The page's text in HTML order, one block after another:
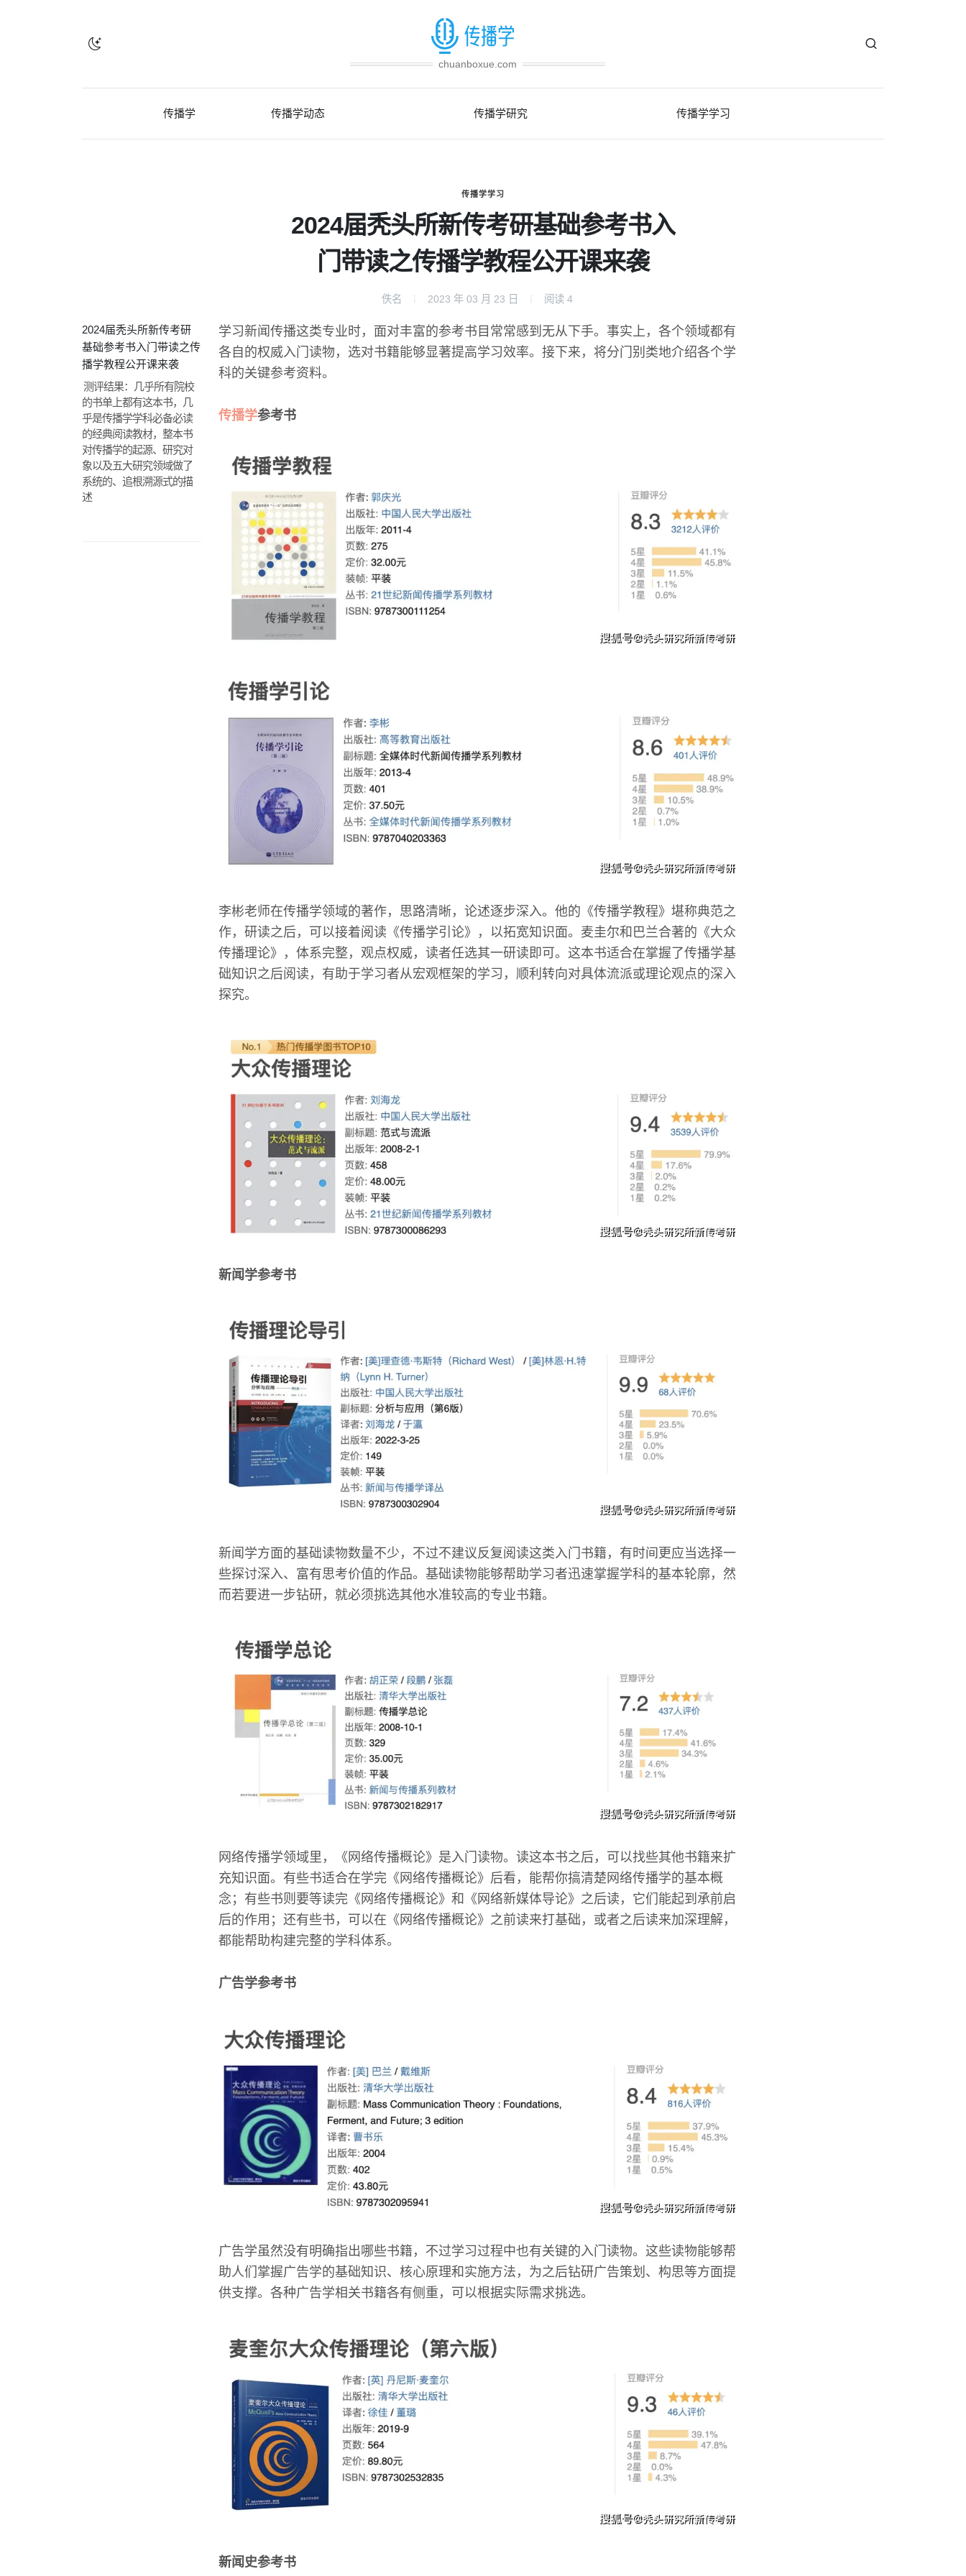
chuanboxue.com
传播学 传播学动态 传播学研究 传播学学习
传播学学习
2024届秃头所新传考研基础参考书入
门带读之传播学教程公开课来袭
佚名 2023 年 03 月 23 日 阅读 4
2024届秃头所新传考研
基础参考书入门带读之传
播学教程公开课来袭
️ 测评结果：几乎所有院校
的书单上都有这本书，几
乎是传播学学科必备必读
的经典阅读教材，整本书
对传播学的起源、研究对
象以及五大研究领域做了
系统的、追根溯源式的描
述
学习新闻传播这类专业时，面对丰富的参考书目常常感到无从下手。事实上，各个领域都有
各自的权威入门读物，选对书籍能够显著提高学习效率。接下来，将分门别类地介绍各个学
科的关键参考资料。
传播学参考书
李彬老师在传播学领域的著作，思路清晰，论述逐步深入。他的《传播学教程》堪称典范之
作，研读之后，可以接着阅读《传播学引论》，以拓宽知识面。麦圭尔和巴兰合著的《大众
传播理论》，体系完整，观点权威，读者任选其一研读即可。这本书适合在掌握了传播学基
础知识之后阅读，有助于学习者从宏观框架的学习，顺利转向对具体流派或理论观点的深入
探究。
新闻学参考书
新闻学方面的基础读物数量不少，不过不建议反复阅读这类入门书籍，有时间更应当选择一
些探讨深入、富有思考价值的作品。基础读物能够帮助学习者迅速掌握学科的基本轮廓，然
而若要进一步钻研，就必须挑选其他水准较高的专业书籍。
网络传播学领域里，《网络传播概论》是入门读物。读这本书之后，可以找些其他书籍来扩
充知识面。有些书适合在学完《网络传播概论》后看，能帮你搞清楚网络传播学的基本概
念；有些书则要等读完《网络传播概论》和《网络新媒体导论》之后读，它们能起到承前启
后的作用；还有些书，可以在《网络传播概论》之前读来打基础，或者之后读来加深理解，
都能帮助构建完整的学科体系。
广告学参考书
广告学虽然没有明确指出哪些书籍，不过学习过程中也有关键的入门读物。这些读物能够帮
助人们掌握广告学的基础知识、核心原理和实施方法，为之后钻研广告策划、构思等方面提
供支撑。各种广告学相关书籍各有侧重，可以根据实际需求挑选。
新闻史参考书